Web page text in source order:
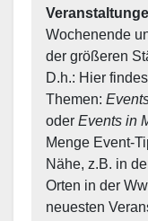
Wochenende
der größeren
D.h.: Hier
Themen:
oder Events in
Menge Event-
Nähe, z.B. in
Orten in der
neuesten